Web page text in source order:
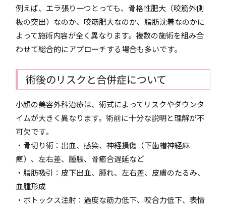
例えば、エラ張り一つとっても、骨格性肥大（咬筋外側
板の突出）なのか、咬筋肥大なのか、脂肪沈着なのかに
よって施術内容が全く異なります。複数の施術を組み合
わせて総合的にアプローチする場合も多いです。
術後のリスクと合併症について
小顔の美容外科治療は、術式によってリスクやダウンタ
イムが大きく異なります。術前に十分な説明と理解が不
可欠です。
・骨切り術：出血、感染、神経損傷（下歯槽神経麻
痺）、左右差、腫脹、骨癒合遅延など
・脂肪吸引：皮下出血、腫れ、左右差、皮膚のたるみ、
血腫形成
・ボトックス注射：過度な筋力低下、咬合力低下、表情